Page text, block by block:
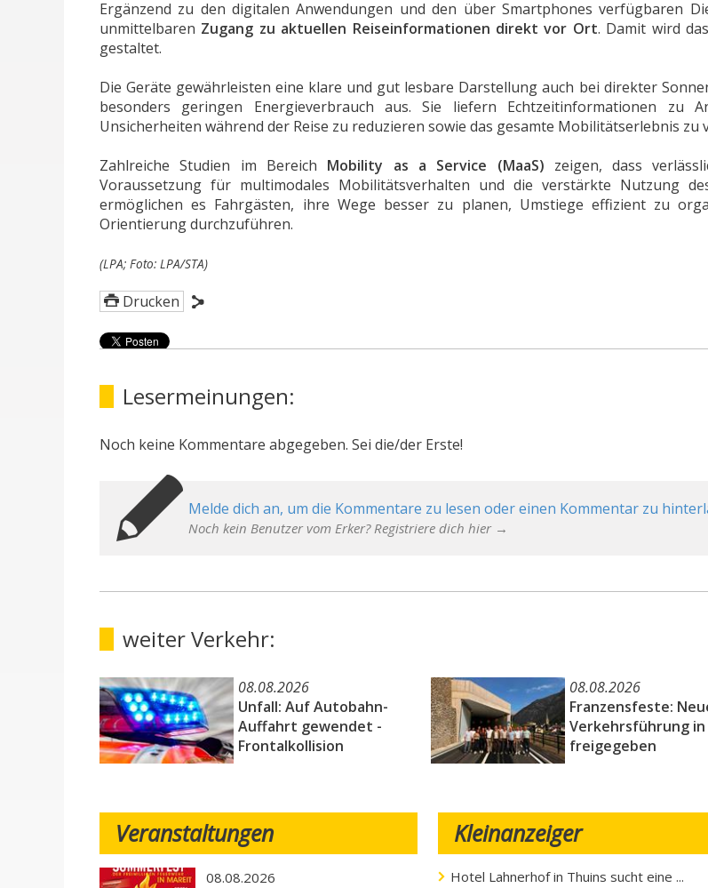
Ergänzend zu den digitalen Anwendungen und den über Smartphones verfügbaren
unmittelbaren Zugang zu aktuellen Reiseinformationen direkt vor Ort. Damit wird
gestaltet.
Die Geräte gewährleisten eine klare und gut lesbare Darstellung auch bei direkter
besonders geringen Energieverbrauch aus. Sie liefern Echtzeitinformationen zu
Unsicherheiten während der Reise zu reduzieren sowie das gesamte Mobilitätserlebnis zu
Zahlreiche Studien im Bereich Mobility as a Service (MaaS) zeigen, dass
Voraussetzung für multimodales Mobilitätsverhalten und die verstärkte Nutzung
ermöglichen es Fahrgästen, ihre Wege besser zu planen, Umstiege effizient zu
Orientierung durchzuführen.
(LPA; Foto: LPA/STA)
Drucken
Lesermeinungen:
Noch keine Kommentare abgegeben. Sei die/der Erste!
Melde dich an, um die Kommentare zu lesen oder einen Kommentar zu
Noch kein Benutzer vom Erker? Registriere dich hier →
weiter Verkehr:
08.08.2026
Unfall: Auf Autobahn-
Auffahrt gewendet -
Frontalkollision
08.08.2026
Franzensfeste:
Verkehrsführung in
freigegeben
Veranstaltungen
08.08.2026
Kleinanzeiger
Hotel Lahnerhof in Thuins sucht eine ...